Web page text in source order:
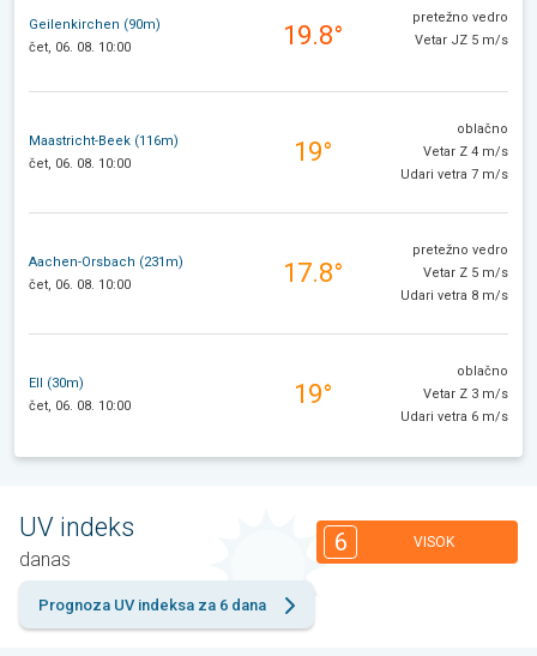
Geilenkirchen (90m)
čet, 06. 08. 10:00
19.8°
pretežno vedro
Vetar JZ 5 m/s
Maastricht-Beek (116m)
čet, 06. 08. 10:00
19°
oblačno
Vetar Z 4 m/s
Udari vetra 7 m/s
Aachen-Orsbach (231m)
čet, 06. 08. 10:00
17.8°
pretežno vedro
Vetar Z 5 m/s
Udari vetra 8 m/s
Ell (30m)
čet, 06. 08. 10:00
19°
oblačno
Vetar Z 3 m/s
Udari vetra 6 m/s
UV indeks
danas
6 VISOK
Prognoza UV indeksa za 6 dana